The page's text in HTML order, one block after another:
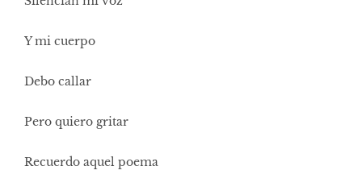
Y mi cuerpo
Debo callar
Pero quiero gritar
Recuerdo aquel poema